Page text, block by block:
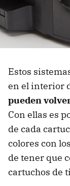
Estos
en el interior
pueden
Con ellas es
de cada
colores con
de tener que
cartuchos de